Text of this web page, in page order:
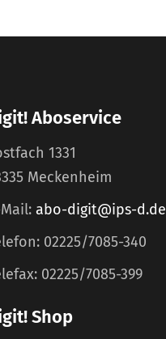
Aboservice
1331
Meckenheim
abo-digit@ips-d.de
02225/7085-340
02225/7085-399
Shop